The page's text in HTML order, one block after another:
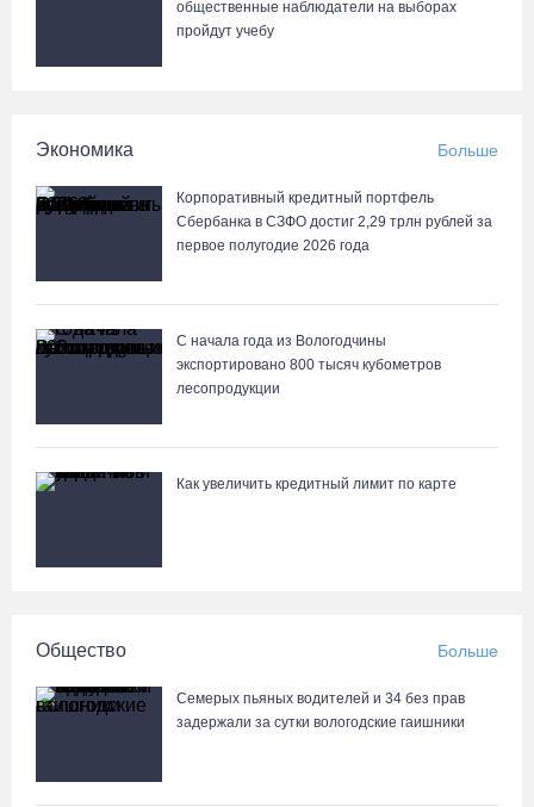
В Череповце госпитализировали пострадавшего в ДТП
свой 250-летний юбилей
07.08.26 / 12:49
Череповецкая пенсионерка продала украшения и лишилась
более полумиллиона рублей
07.08.26 / 12:32
В центре Вологды появилось необычное кафе в автобусе
общественные наблюдатели на выборах
пройдут учебу
Экономика Больше
Корпоративный кредитный портфель
Сбербанка в СЗФО достиг 2,29 трлн рублей за
первое полугодие 2026 года
С начала года из Вологодчины
экспортировано 800 тысяч кубометров
лесопродукции
Как увеличить кредитный лимит по карте
Общество Больше
Семерых пьяных водителей и 34 без прав
задержали за сутки вологодские гаишники